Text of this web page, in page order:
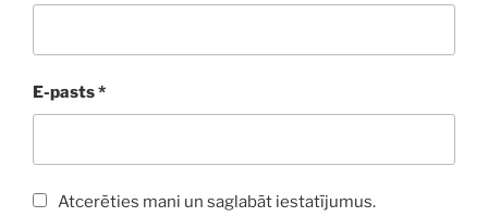
E-pasts*
Atcerēties mani un saglabāt iestatījumus.